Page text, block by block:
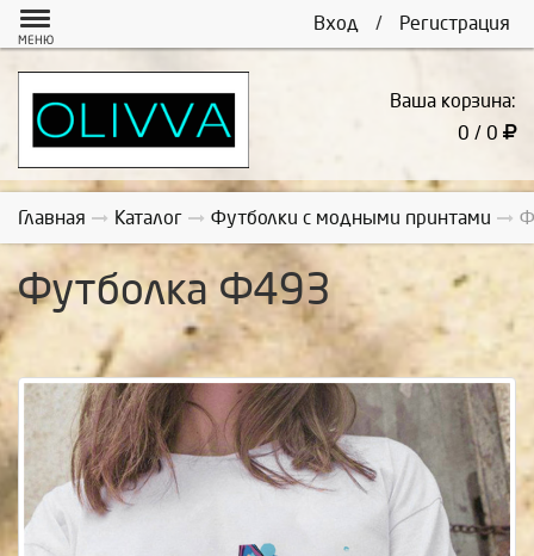
Вход / Регистрация
МЕНЮ
Ваша корзина:
0 / 0
Главная Каталог Футболки с модными принтами
Футболка Ф493